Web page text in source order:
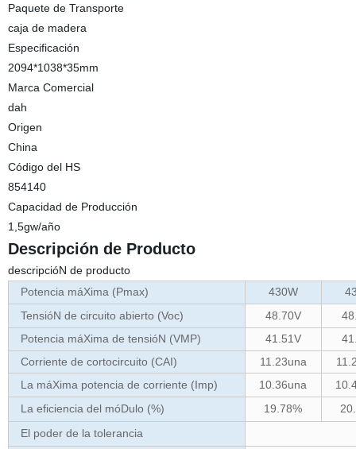
Paquete de Transporte
caja de madera
Especificación
2094*1038*35mm
Marca Comercial
dah
Origen
China
Código del HS
854140
Capacidad de Producción
1,5gw/año
Descripción de Producto
descripcióN de producto
Potencia máXima (Pmax)
430W
TensióN de circuito abierto (Voc)
48.70V
Potencia máXima de tensióN (VMP)
41.51V
Corriente de cortocircuito (CAI)
11.23una
La máXima potencia de corriente (Imp)
10.36una
La eficiencia del móDulo (%)
19.78%
El poder de la tolerancia